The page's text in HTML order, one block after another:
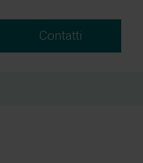
Contatti